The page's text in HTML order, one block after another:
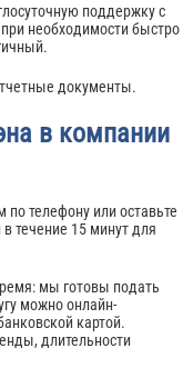
поддержку с
необходимости быстро
документы.
в компании
телефону или оставьте
течение 15 минут для
мы готовы подать
можно онлайн-
картой.
длительности